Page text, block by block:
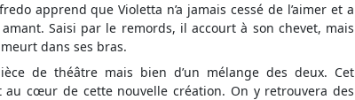
apprend que Violetta n’a jamais cessé de l’aimer et a
Saisi par le remords, il accourt à son chevet, mais
dans ses bras.
de théâtre mais bien d’un mélange des deux. Cet
au cœur de cette nouvelle création. On y retrouvera des